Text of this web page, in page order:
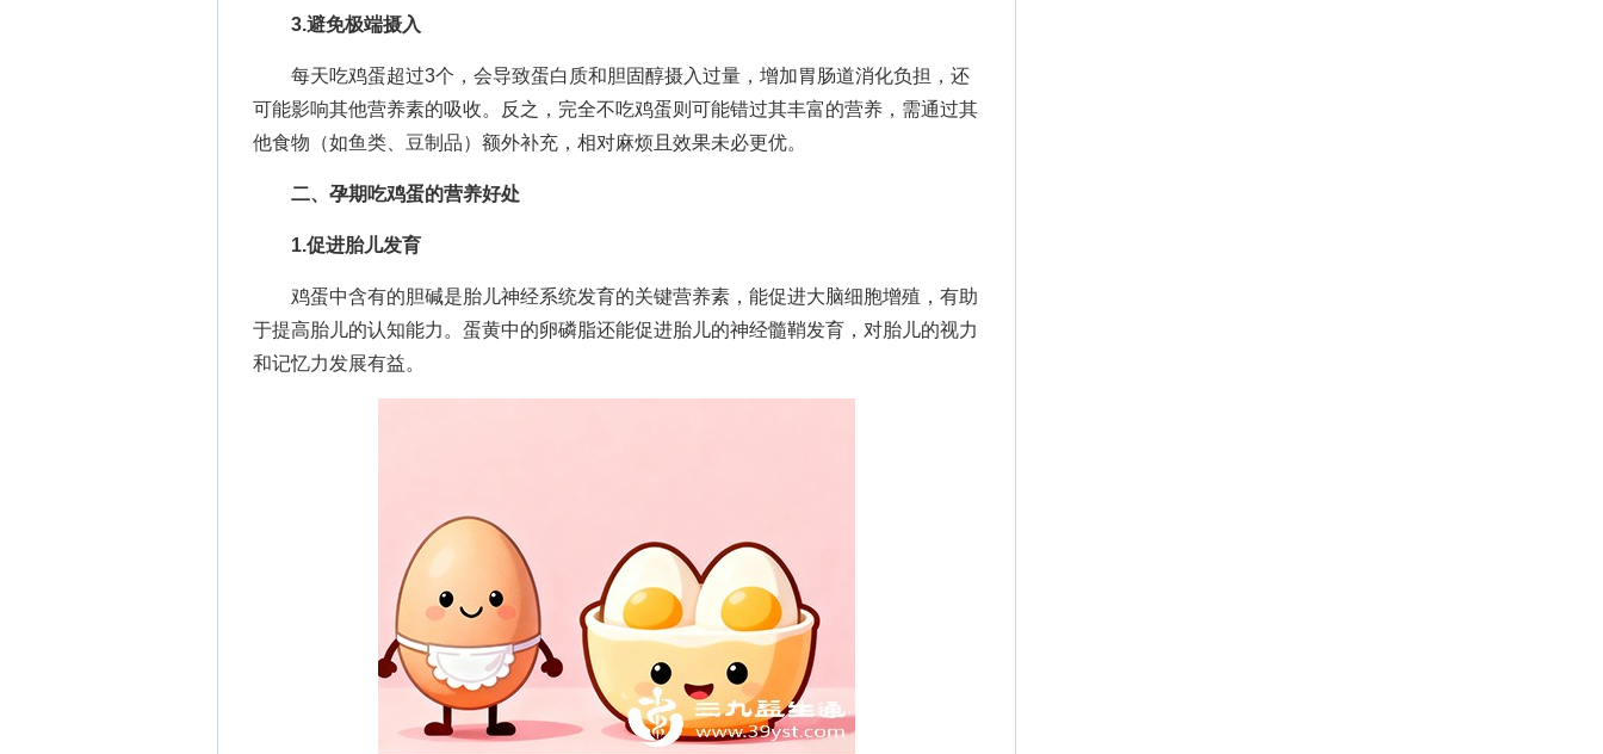
3.避免极端摄入
每天吃鸡蛋超过3个，会导致蛋白质和胆固醇摄入过量，增加胃肠道消化负担，还
可能影响其他营养素的吸收。反之，完全不吃鸡蛋则可能错过其丰富的营养，需通过其
他食物（如鱼类、豆制品）额外补充，相对麻烦且效果未必更优。
二、孕期吃鸡蛋的营养好处
1.促进胎儿发育
鸡蛋中含有的胆碱是胎儿神经系统发育的关键营养素，能促进大脑细胞增殖，有助
于提高胎儿的认知能力。蛋黄中的卵磷脂还能促进胎儿的神经髓鞘发育，对胎儿的视力
和记忆力发展有益。